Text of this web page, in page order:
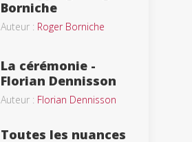
Borniche
Auteur : Roger Borniche
La cérémonie -
Florian Dennisson
Auteur : Florian Dennisson
Toutes les nuances